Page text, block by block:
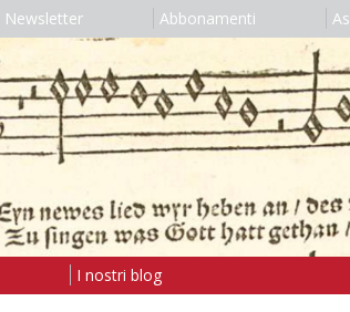
Newsletter Abbonamenti
I nostri blog